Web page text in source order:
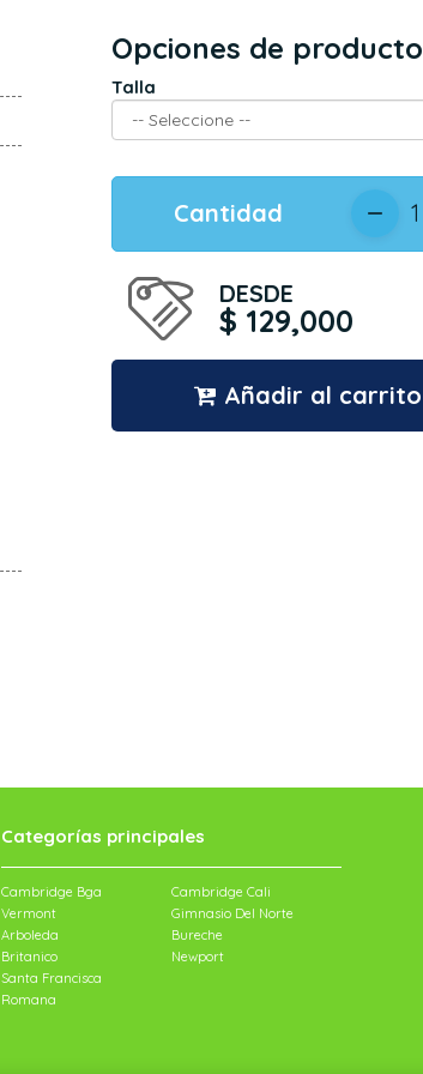
Opciones de producto
Talla
Cantidad 1
DESDE
$ 129,000
Añadir al carrito
Categorías principales
Cambridge Bga
Cambridge Cali
Vermont
Gimnasio Del Norte
Arboleda
Bureche
Britanico
Newport
Santa Francisca
Romana